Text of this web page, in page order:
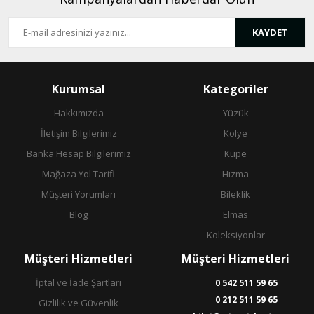
KAYDET
Kurumsal
Hakkımızda
İletişim Bilgilerimiz
Banka Hesap Bilgilerimiz
Mağaza Yol Tarifi
Müşteri Yorumları
Blog
Kategoriler
Yüzük
Kolye
Küpe
Hızma
Bileklik
Elmas
Koleksiyonlar
Müşteri Hizmetleri
İptal ve İade Şartları
Gizlilik ve Güvenlik
Müşteri Hizmetleri
0 542 511 59 65
0 212 511 59 65